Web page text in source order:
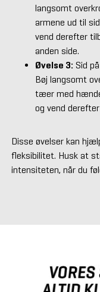
langsomt
armene ud til
vend derefter
anden side.
Øvelse 3: Sid
Bøj langsomt
tæer med
og vend
Disse øvelser kan
fleksibilitet. Husk at
intensiteten, når du